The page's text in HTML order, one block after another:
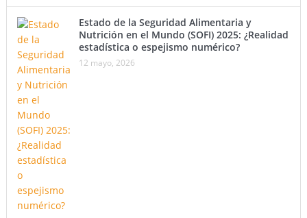
Estado de la Seguridad Alimentaria y
Nutrición en el Mundo (SOFI) 2025: ¿Realidad
estadística o espejismo numérico?
12 mayo, 2026